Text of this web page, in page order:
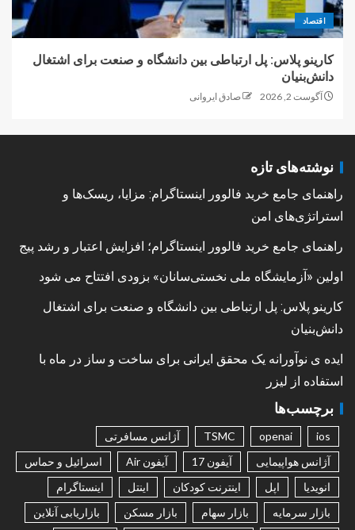
اقتصاد
کارینو پلاس: پل ارتباطی بین دانشگاه و صنعت برای اشتغال
دانش‌بنیان
آگوست 2, 2026 صادق ایروانی
نوشته‌های تازه
راهنمای جامع خرید فالوور اینستاگرام: مزایا، ریسک‌ها و
استراتژی‌های امن
راهنمای جامع خرید فالوور اینستاگرام؛ افزایش اعتبار و رشد پیج
اولین «آزمایشگاه ملی نخستی‌سانان» بزودی افتتاح می شود
کارینو پلاس: پل ارتباطی بین دانشگاه و صنعت برای اشتغال
دانش‌بنیان
ایده ی نوآورانه یک محقق ایرانی برای ساخت و ساز در ماه با
استفاده از لیزر
برچسب‌ها
ios
openai
TSMC
آژانس مسافرتی
آژانس هواپیمایی
آیفون 17 آیفون Air
اسرائیل و حماس
انویدیا
اپل اینترنت کودکان اینتل
اینستاگرام
بازار سرمایه
بازار سهام بازار مسکن
بازاریابی آنلاین